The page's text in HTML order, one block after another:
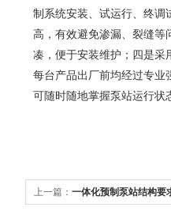
制系统安装、试运行、终调
高，有效避免渗漏、裂缝等
凑，便于安装维护；四是采
每台产品出厂前均经过专业
可随时随地掌握泵站运行状
上一篇： 一体化预制泵站结构要